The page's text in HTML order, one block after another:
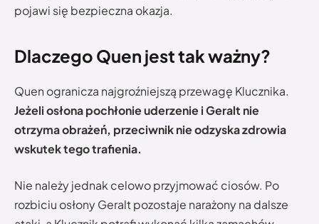
pojawi się bezpieczna okazja.
Dlaczego Quen jest tak ważny?
Quen ogranicza najgroźniejszą przewagę Klucznika.
Jeżeli osłona pochłonie uderzenie i Geralt nie
otrzyma obrażeń, przeciwnik nie odzyska zdrowia
wskutek tego trafienia.
Nie należy jednak celowo przyjmować ciosów. Po
rozbiciu osłony Geralt pozostaje narażony na dalsze